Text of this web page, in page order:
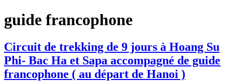
guide francophone
Circuit de trekking de 9 jours à Hoang Su
Phi- Bac Ha et Sapa accompagné de guide
francophone ( au départ de Hanoi )